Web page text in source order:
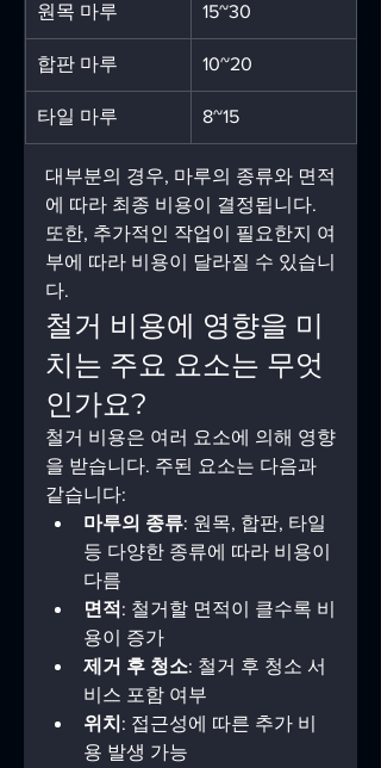
원목 마루 15~30
합판 마루 10~20
타일 마루 8~15
대부분의 경우, 마루의 종류와 면적
에 따라 최종 비용이 결정됩니다.
또한, 추가적인 작업이 필요한지 여
부에 따라 비용이 달라질 수 있습니
다.
철거 비용에 영향을 미
치는 주요 요소는 무엇
인가요?  ️
철거 비용은 여러 요소에 의해 영향
을 받습니다. 주된 요소는 다음과
같습니다:
마루의 종류: 원목, 합판, 타일
등 다양한 종류에 따라 비용이
다름
면적 : 철거할 면적이 클수록 비
용이 증가
제거 후 청소: 철거 후 청소 서
비스 포함 여부
위치 : 접근성에 따른 추가 비
용 발생 가능